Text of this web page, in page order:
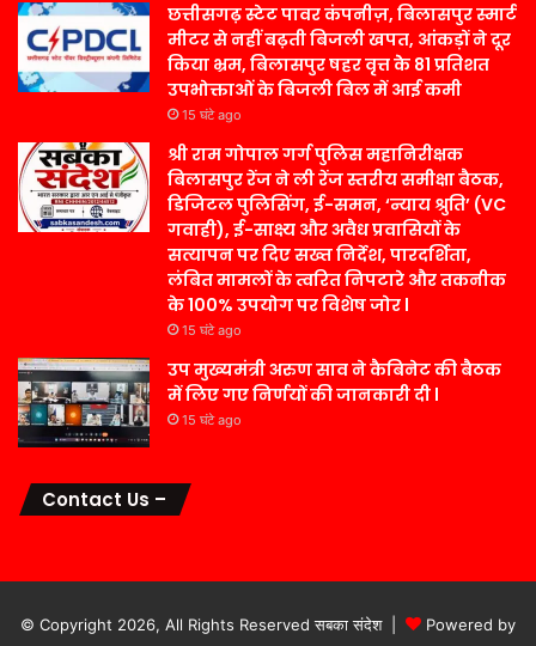
छत्तीसगढ़ स्टेट पावर कंपनीज़, बिलासपुर स्मार्ट
मीटर से नहीं बढ़ती बिजली खपत, आंकड़ों ने दूर
किया भ्रम, बिलासपुर षहर वृत्त केे 81 प्रतिशत
उपभोक्ताओं के बिजली बिल में आई कमी
15 घंटे ago
श्री राम गोपाल गर्ग पुलिस महानिरीक्षक
बिलासपुर रेंज ने ली रेंज स्तरीय समीक्षा बैठक,
डिजिटल पुलिसिंग, ई-समन, ‘न्याय श्रुति’ (VC
गवाही), ई-साक्ष्य और अवैध प्रवासियों के
सत्यापन पर दिए सख्त निर्देश, पारदर्शिता,
लंबित मामलों के त्वरित निपटारे और तकनीक
के 100% उपयोग पर विशेष जोर l
15 घंटे ago
उप मुख्यमंत्री अरुण साव ने कैबिनेट की बैठक
में लिए गए निर्णयों की जानकारी दी l
15 घंटे ago
Contact Us –
© Copyright 2026, All Rights Reserved सबका संदेश | Powered by